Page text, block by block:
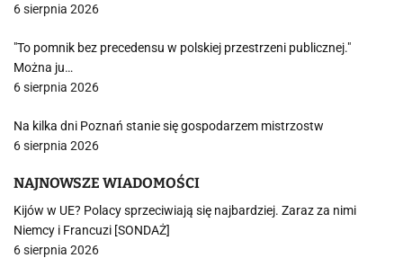
6 sierpnia 2026
"To pomnik bez precedensu w polskiej przestrzeni publicznej."
Można ju…
6 sierpnia 2026
Na kilka dni Poznań stanie się gospodarzem mistrzostw
6 sierpnia 2026
NAJNOWSZE WIADOMOŚCI
Kijów w UE? Polacy sprzeciwiają się najbardziej. Zaraz za nimi
Niemcy i Francuzi [SONDAŻ]
6 sierpnia 2026